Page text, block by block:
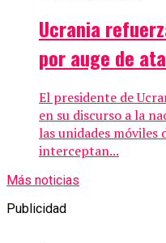
Ucrania
por auge de
El presidente de
en su discurso a la
las unidades móviles
interceptan...
Más noticias
Publicidad